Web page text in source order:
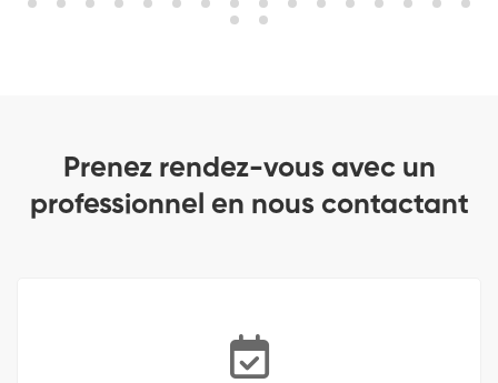
Prenez rendez-vous avec un
professionnel en nous contactant